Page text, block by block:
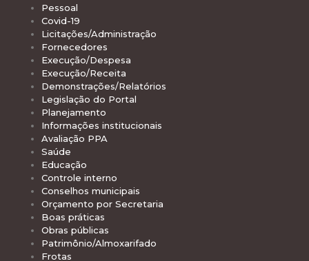
Pessoal
Covid-19
Licitações/Administração
Fornecedores
Execução/Despesa
Execução/Receita
Demonstrações/Relatórios
Legislação do Portal
Planejamento
Informações institucionais
Avaliação PPA
Saúde
Educação
Controle interno
Conselhos municipais
Orçamento por Secretaria
Boas práticas
Obras públicas
Patrimônio/Almoxarifado
Frotas